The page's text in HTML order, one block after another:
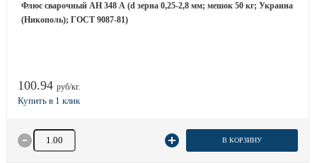
Флюс сварочный АН 348 А (d зерна 0,25-2,8 мм; мешок 50 кг; Украина
(Никополь); ГОСТ 9087-81)
100.94 руб/кг.
Количество товара В КОРЗИНУ